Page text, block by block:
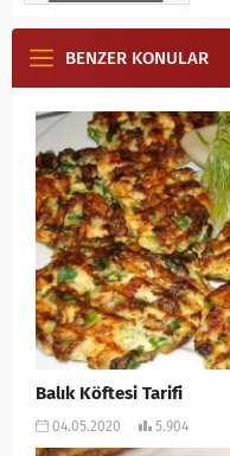
BENZER KONULAR
Balık Köftesi Tarifi
04.05.2020 5.904